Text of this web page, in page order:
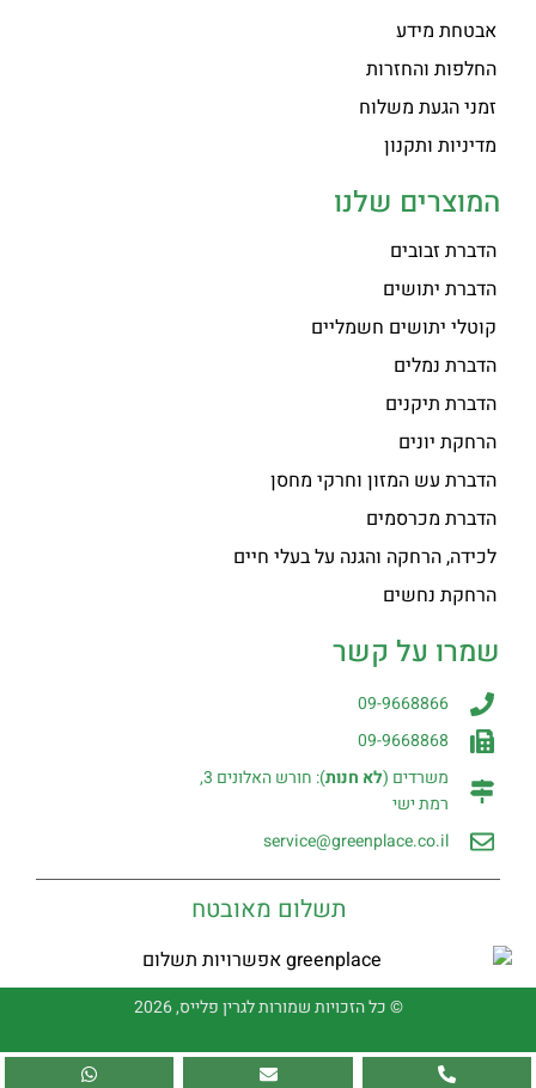
אבטחת מידע
החלפות והחזרות
זמני הגעת משלוח
מדיניות ותקנון
המוצרים שלנו
הדברת זבובים
הדברת יתושים
קוטלי יתושים חשמליים
הדברת נמלים
הדברת תיקנים
הרחקת יונים
הדברת עש המזון וחרקי מחסן
הדברת מכרסמים
לכידה, הרחקה והגנה על בעלי חיים
הרחקת נחשים
שמרו על קשר
09-9668866
09-9668868
משרדים (לא חנות): חורש האלונים 3,
רמת ישי
service@greenplace.co.il
תשלום מאובטח
© כל הזכויות שמורות לגרין פלייס, 2026